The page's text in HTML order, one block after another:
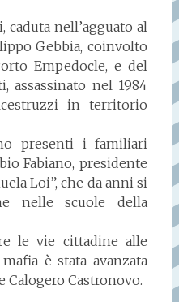
caduta nell’agguato al
Gebbia, coinvolto
Empedocle, e del
assassinato nel 1984
in territorio
presenti i familiari
Fabiano, presidente
Loi”, che da anni si
nelle scuole della
le vie cittadine alle
è stata avanzata
Castronovo.